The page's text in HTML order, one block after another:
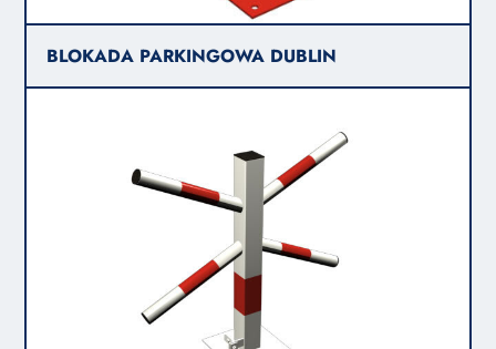
BLOKADA PARKINGOWA DUBLIN